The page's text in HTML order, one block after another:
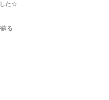
した☆
る